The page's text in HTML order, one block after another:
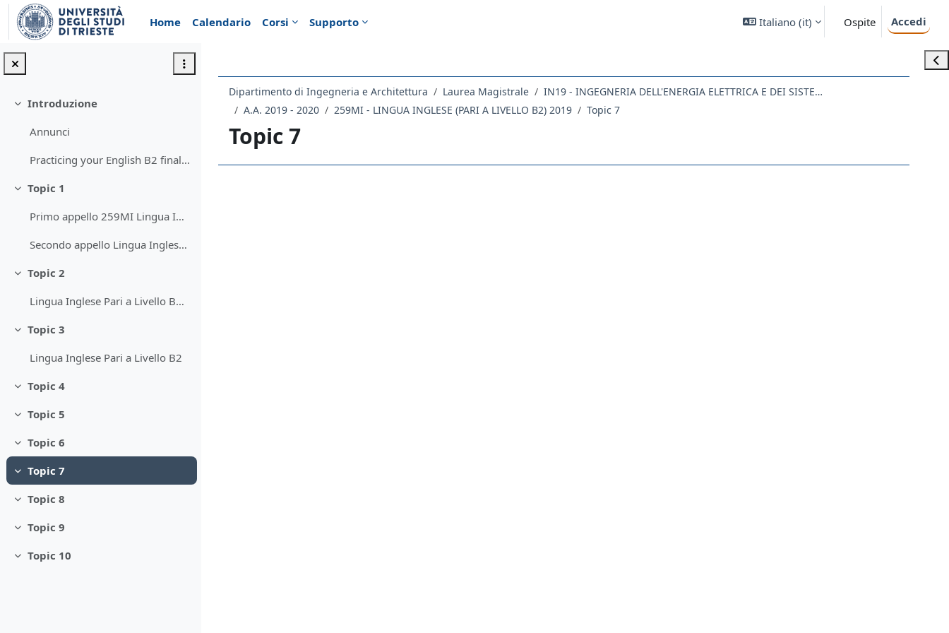
Vai al contenuto principale
Home
Calendario Corsi Supporto Italiano ‎(it)‎ Ospite Accedi
Minimizza
Introduzione
Annunci
Practicing your English B2 final exam
Minimizza
Topic 1
Primo appello 259MI Lingua Inglese (Pari a livello B2)
Secondo appello Lingua Inglese B2
Minimizza
Topic 2
Lingua Inglese Pari a Livello B2. Terzo appello
Minimizza
Topic 3
Lingua Inglese Pari a Livello B2
Minimizza
Topic 4
Minimizza
Topic 5
Minimizza
Topic 6
Minimizza
Topic 7
Minimizza
Topic 8
Minimizza
Topic 9
Minimizza
Topic 10
Dipartimento di Ingegneria e Architettura Laurea Magistrale
IN19 - INGEGNERIA DELL'ENERGIA ELETTRICA E DEI SISTEMI
A.A. 2019 - 2020
259MI - LINGUA INGLESE (PARI A LIVELLO B2) 2019 Topic 7
Topic 7